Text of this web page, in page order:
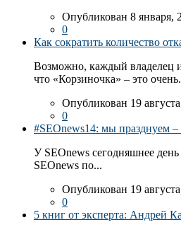
Опубликован 8 января,
0
Как сократить количество
Возможно, каждый владелец
что «Корзиночка» – это
Опубликован 19
0
#SEOnews14: мы празднуем
У SEOnews сегодняшнее
SEOnews по...
Опубликован 19
0
5 книг от эксперта: Андрей